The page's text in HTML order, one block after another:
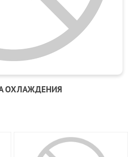
ОХЛАЖДЕНИЯ